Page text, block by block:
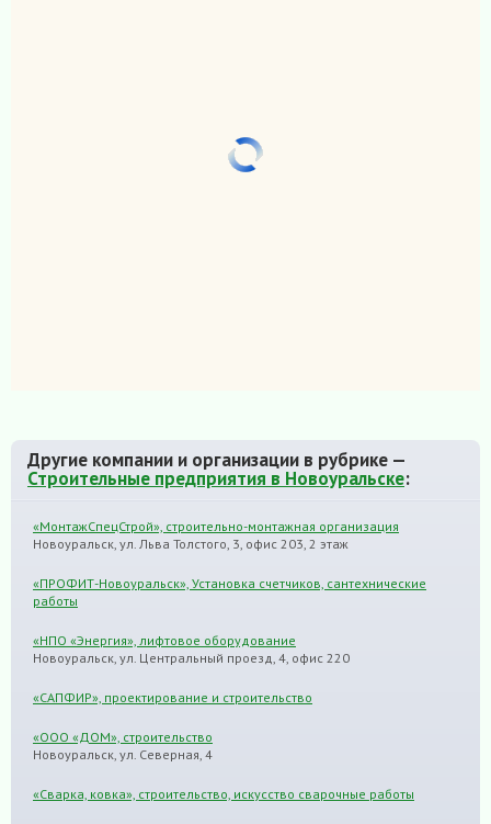
Другие компании и организации в рубрике —
Строительные предприятия в Новоуральске:
«МонтажСпецСтрой», строительно-монтажная организация
Новоуральск, ул. Льва Толстого, 3, офис 203, 2 этаж
«ПРОФИТ-Новоуральск», Установка счетчиков, сантехнические
работы
«НПО «Энергия», лифтовое оборудование
Новоуральск, ул. Центральный проезд, 4, офис 220
«САПФИР», проектирование и строительство
«ООО «ДОМ», строительство
Новоуральск, ул. Северная, 4
«Сварка, ковка», строительство, искусство сварочные работы